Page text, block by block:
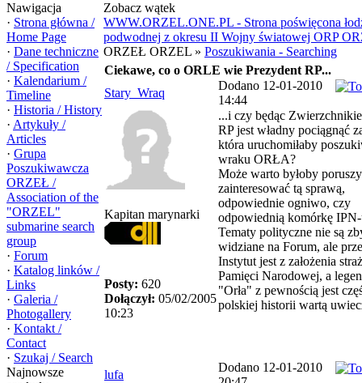
Nawigacja
· Strona główna /
Home Page
· Dane techniczne
/ Specification
· Kalendarium /
Timeline
· Historia / History
· Artykuły /
Articles
· Grupa
Poszukiwawcza
ORZEŁ /
Association of the
"ORZEL"
submarine search
group
· Forum
· Katalog linków /
Links
· Galeria /
Photogallery
· Kontakt /
Contact
· Szukaj / Search
Najnowsze
Zobacz wątek
WWW.ORZEL.ONE.PL - Strona poświęcona
podwodnej z okresu II Wojny światowej ORP
ORZEŁ ORZEL » Poszukiwania - Searching
Ciekawe, co o ORLE wie Prezydent RP...
Stary_Wraq
Dodano 12-01-2010
14:44
Kapitan marynarki
Posty: 620
Dołączył: 05/02/2005
10:23
...i czy będąc
RP jest władny pociągnąć
która uruchomiłaby
wraku ORŁA?
Może warto byłoby
zainteresować tą sprawą,
odpowiednie ogniwo, czy
odpowiednią komórkę
Tematy polityczne nie są
widziane na Forum, ale
Instytut jest z założenia
Pamięci Narodowej, a
"Orła" z pewnością jest
polskiej historii wartą
lufa
Dodano 12-01-2010